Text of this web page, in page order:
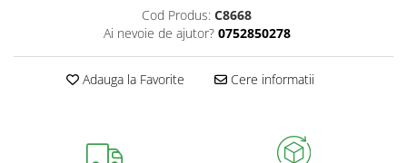
Cod Produs: C8668
Ai nevoie de ajutor? 0752850278
Adauga la Favorite Cere informatii